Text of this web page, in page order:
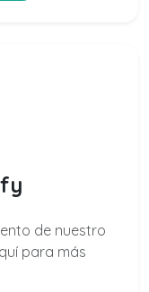
de nuestro
para más